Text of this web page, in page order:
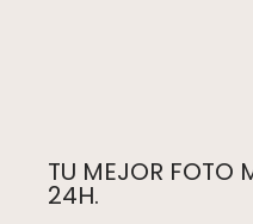
TU MEJOR FOTO
24H.